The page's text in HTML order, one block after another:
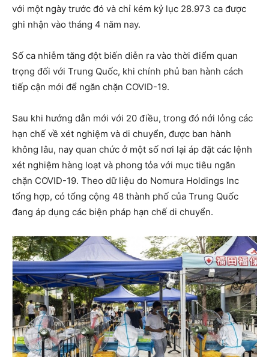
với một ngày trước đó và chỉ kém kỷ lục 28.973 ca được
ghi nhận vào tháng 4 năm nay.
Số ca nhiễm tăng đột biến diễn ra vào thời điểm quan
trọng đối với Trung Quốc, khi chính phủ ban hành cách
tiếp cận mới để ngăn chặn COVID-19.
Sau khi hướng dẫn mới với 20 điều, trong đó nới lỏng các
hạn chế về xét nghiệm và di chuyển, được ban hành
không lâu, nay quan chức ở một số nơi lại áp đặt các lệnh
xét nghiệm hàng loạt và phong tỏa với mục tiêu ngăn
chặn COVID-19. Theo dữ liệu do Nomura Holdings Inc
tổng hợp, có tổng cộng 48 thành phố của Trung Quốc
đang áp dụng các biện pháp hạn chế di chuyển.